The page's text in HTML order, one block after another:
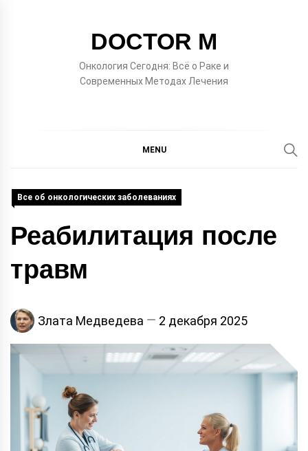
DOCTOR M
Онкология Сегодня: Всё о Раке и
Современных Методах Лечения
MENU
Все об онкологических заболеваниях
Реабилитация после
травм
Злата Медведева 2 декабря 2025